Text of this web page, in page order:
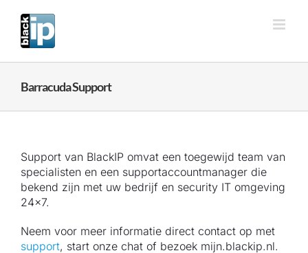
naar
inhoud
Barracuda Support
Support van BlackIP omvat een toegewijd team van
specialisten en een supportaccountmanager die
bekend zijn met uw bedrijf en security IT omgeving
24×7.
Neem voor meer informatie direct contact op met
support, start onze chat of bezoek mijn.blackip.nl.